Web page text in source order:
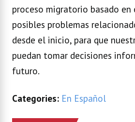
proceso migratorio basado
posibles problemas
desde el inicio, para que
puedan tomar decisiones
futuro.
Categories: En Español